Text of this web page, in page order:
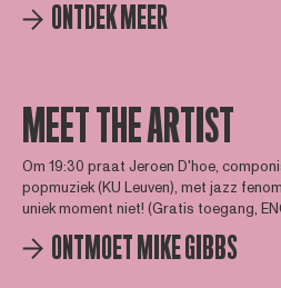
ONTDEK MEER
MEET THE ARTIST
Om 19:30 praat Jeroen D'hoe,
popmuziek (KU Leuven), met jazz
uniek moment niet! (Gratis toegang,
ONTMOET MIKE GIBBS